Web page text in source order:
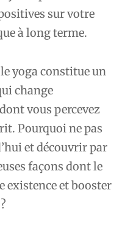
sur votre
à long terme.
yoga constitue un
change
vous percevez
Pourquoi ne pas
et découvrir par
façons dont le
existence et booster